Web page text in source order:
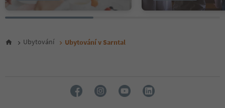
Ubytování Ubytování v Sarntal